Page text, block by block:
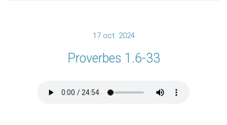
17 oct. 2024
Proverbes 1.6-33